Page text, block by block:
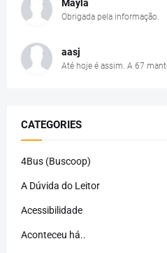
Mayla
Obrigada pela informação.
aasj
Até hoje é assim. A 67
CATEGORIES
4Bus (Buscoop)
A Dúvida do Leitor
Acessibilidade
Aconteceu há..